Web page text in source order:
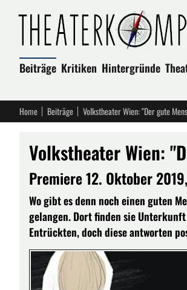
Beiträge Kritiken Hintergründe
Home Beiträge Volkstheater Wien: "Der gute
Volkstheater Wien:
Premiere 12. Oktober
Wo gibt es denn noch einen guten
gelangen. Dort finden sie
Entrückten, doch diese antworten